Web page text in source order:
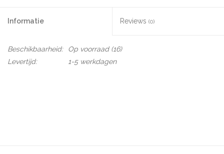
Informatie Reviews (0)
Beschikbaarheid: Op voorraad(16)
Levertijd:
1-5 werkdagen